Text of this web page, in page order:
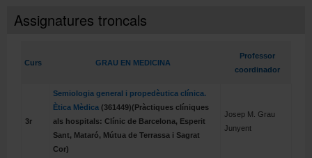
Directori
Assignatures troncals
Curs GRAU EN MEDICINA
Professor
coordinador
3r
Semiologia general i propedèutica clínica.
Ètica Mèdica (361449)(Pràctiques clíniques
als hospitals: Clínic de Barcelona, Esperit
Sant, Mataró, Mútua de Terrassa i Sagrat
Cor)
Josep M. Grau
Junyent